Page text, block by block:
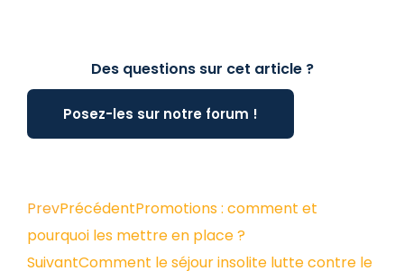
Des questions sur cet article ?
Posez-les sur notre forum !
PrevPrécédentPromotions : comment et
pourquoi les mettre en place ?
SuivantComment le séjour insolite lutte contre le